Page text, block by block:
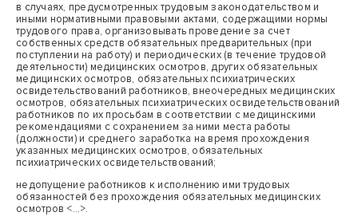
в случаях, предусмотренных трудовым законодательством и
иными нормативными правовыми актами, содержащими нормы
трудового права, организовывать проведение за счет
собственных средств обязательных предварительных (при
поступлении на работу) и периодических (в течение трудовой
деятельности) медицинских осмотров, других обязательных
медицинских осмотров, обязательных психиатрических
освидетельствований работников, внеочередных медицинских
осмотров, обязательных психиатрических освидетельствований
работников по их просьбам в соответствии с медицинскими
рекомендациями с сохранением за ними места работы
(должности) и среднего заработка на время прохождения
указанных медицинских осмотров, обязательных
психиатрических освидетельствований;
недопущение работников к исполнению ими трудовых
обязанностей без прохождения обязательных медицинских
осмотров <…>.